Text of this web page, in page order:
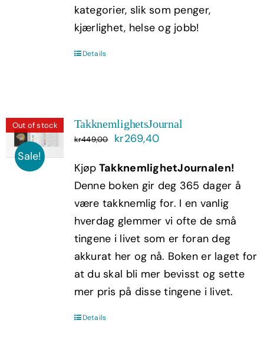
kategorier, slik som penger,
kjærlighet, helse og jobb!
Details
Out of stock
Sale!
TakknemlighetsJournal
kr449,00
Opprinnelig
var:
kr449,00.
kr269,40Nåværende
er:
kr269,40.
Kjøp TakknemlighetJournalen!
Denne boken gir deg 365 dager å
være takknemlig for. I en vanlig
hverdag glemmer vi ofte de små
tingene i livet som er foran deg
akkurat her og nå. Boken er laget for
at du skal bli mer bevisst og sette
mer pris på disse tingene i livet.
Details